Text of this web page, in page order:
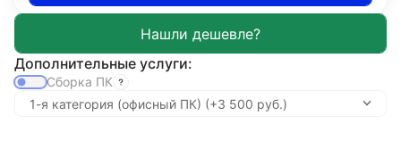
Дополнительные услуги:
Сборка ПК